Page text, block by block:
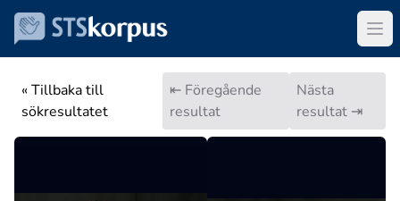
« Tillbaka till
sökresultatet
⇤ Föregående
resultat
Nästa
resultat ⇥